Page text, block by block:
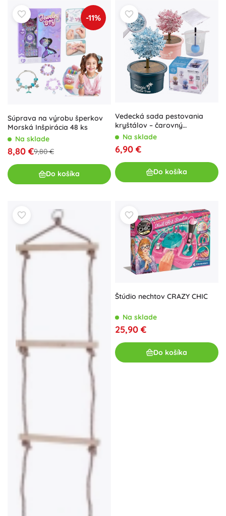
-11%
Súprava na výrobu šperkov
Morská Inšpirácia 48 ks
Na sklade
8,80 €9,80 €
Do košíka
Vedecká sada pestovania
kryštálov – čarovný
kryštálový stromček šťastia
Na sklade
6,90 €
Do košíka
Štúdio nechtov CRAZY CHIC
Na sklade
25,90 €
Do košíka